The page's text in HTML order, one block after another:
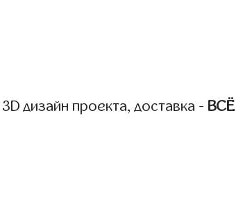
дизайн проекта, доставка - ВСЁ